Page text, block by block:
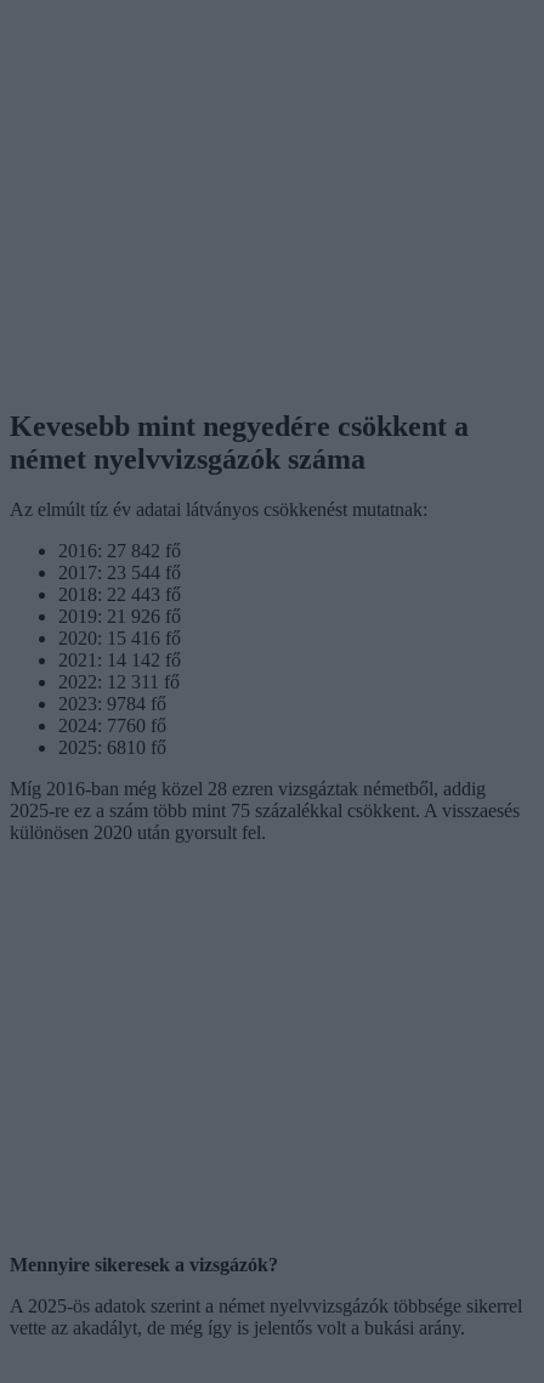
Kevesebb mint negyedére csökkent a
német nyelvvizsgázók száma
Az elmúlt tíz év adatai látványos csökkenést mutatnak:
2016: 27 842 fő
2017: 23 544 fő
2018: 22 443 fő
2019: 21 926 fő
2020: 15 416 fő
2021: 14 142 fő
2022: 12 311 fő
2023: 9784 fő
2024: 7760 fő
2025: 6810 fő
Míg 2016-ban még közel 28 ezren vizsgáztak németből, addig
2025-re ez a szám több mint 75 százalékkal csökkent. A visszaesés
különösen 2020 után gyorsult fel.
Mennyire sikeresek a vizsgázók?
A 2025-ös adatok szerint a német nyelvvizsgázók többsége sikerrel
vette az akadályt, de még így is jelentős volt a bukási arány.